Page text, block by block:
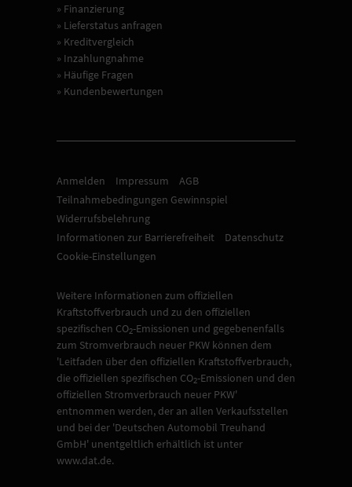
» Finanzierung
» Lieferstatus anfragen
» Kreditvergleich
» Inzahlungnahme
» Häufige Fragen
» Kundenbewertungen
Anmelden Impressum
AGB
Teilnahmebedingungen Gewinnspiel
Widerrufsbelehrung
Informationen zur Barrierefreiheit
Datenschutz
Cookie-Einstellungen
Weitere Informationen zum offiziellen
Kraftstoffverbrauch und zu den offiziellen
spezifischen CO2-Emissionen und gegebenenfalls
zum Stromverbrauch neuer PKW können dem
'Leitfaden über den offiziellen Kraftstoffverbrauch,
die offiziellen spezifischen CO2-Emissionen und den
offiziellen Stromverbrauch neuer PKW'
entnommen werden, der an allen Verkaufsstellen
und bei der 'Deutschen Automobil Treuhand
GmbH' unentgeltlich erhältlich ist unter
www.dat.de.